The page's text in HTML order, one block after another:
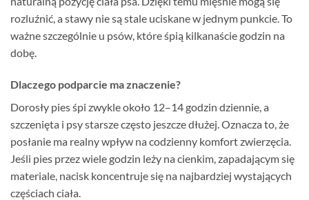
rozluźnić, a stawy nie są stale uciskane w jednym punkcie. To
ważne szczególnie u psów, które śpią kilkanaście godzin na
dobę.
Dlaczego podparcie ma znaczenie?
Dorosły pies śpi zwykle około 12–14 godzin dziennie, a
szczenięta i psy starsze często jeszcze dłużej. Oznacza to, że
posłanie ma realny wpływ na codzienny komfort zwierzęcia.
Jeśli pies przez wiele godzin leży na cienkim, zapadającym się
materiale, nacisk koncentruje się na najbardziej wystających
częściach ciała.